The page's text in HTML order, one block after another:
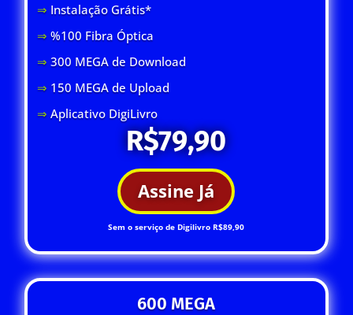
⇒ Instalação Grátis*
⇒ %100 Fibra Óptica
⇒ 300 MEGA de Download
⇒ 150 MEGA de Upload
⇒Aplicativo DigiLivro
R$79,90
Assine Já
Sem o serviço de Digilivro R$89,90
600 MEGA